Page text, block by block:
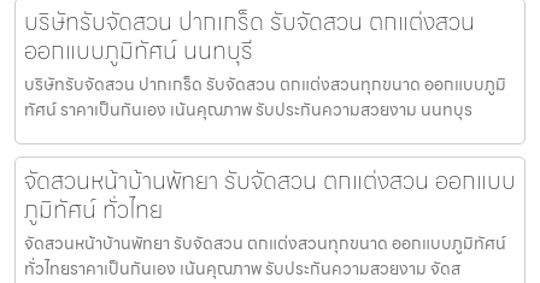
บริษัทรับจัดสวน ปากเกร็ด รับจัดสวน ตกแต่งสวน
ออกแบบภูมิทัศน์ นนทบุรี
บริษัทรับจัดสวน ปากเกร็ด รับจัดสวน ตกแต่งสวนทุกขนาด ออกแบบภูมิ
ทัศน์ ราคาเป็นกันเอง เน้นคุณภาพ รับประกันความสวยงาม นนทบุร
จัดสวนหน้าบ้านพัทยา รับจัดสวน ตกแต่งสวน ออกแบบ
ภูมิทัศน์ ทั่วไทย
จัดสวนหน้าบ้านพัทยา รับจัดสวน ตกแต่งสวนทุกขนาด ออกแบบภูมิทัศน์
ทั่วไทยราคาเป็นกันเอง เน้นคุณภาพ รับประกันความสวยงาม จัดส